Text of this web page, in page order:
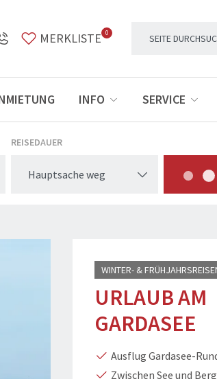
MERKLISTE 0
INFO SERVICE
REISEDAUER
Hauptsache weg
WINTER- &
URLAUB AM
GARDASEE
Ausflug Gardasee-
Zwischen See und